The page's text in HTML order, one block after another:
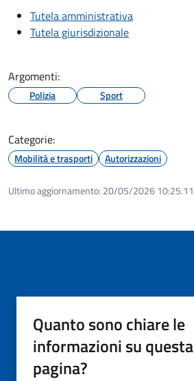
Tutela amministrativa
Tutela giurisdizionale
Argomenti:
Polizia Sport
Categorie:
Mobilità e trasporti Autorizzazioni
Ultimo aggiornamento: 20/05/2026 10:25.11
Quanto sono chiare le
informazioni su questa
pagina?